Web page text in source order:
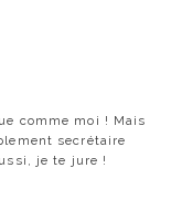
comme moi ! Mais
secrétaire
je te jure !